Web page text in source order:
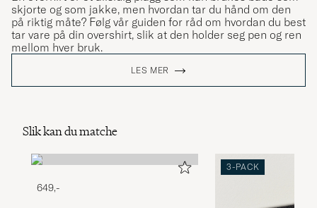
skjorte og som jakke, men hvordan tar du hånd om den
på riktig måte? Følg vår guiden for råd om hvordan du best
tar vare på din overshirt, slik at den holder seg pen og ren
mellom hver bruk.
LES MER
Slik kan du matche
649,-
3-PACK